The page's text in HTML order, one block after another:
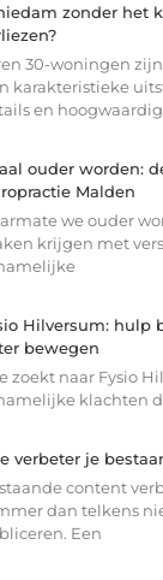
zonder het
30-woningen
karakteristieke
en
ouder worden:
Malden
we ouder
krijgen met
Hilversum: hulp
bewegen
zoekt naar Fysio
klachten
verbeter je
content
dan telkens
Een